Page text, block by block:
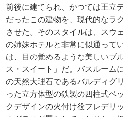
前後に建てられ、かつては王立
だったこの建物を、現代的なラ
させた。そのスタイルは、スウ
の姉妹ホテルと非常に似通って
は、目の覚めるような美しいブ
ス・スイート」だ。バスルーム
の天然大理石であるバルディグ
った立方体型の鉄製の四柱式ベ
クデザインの火付け役フレデリ